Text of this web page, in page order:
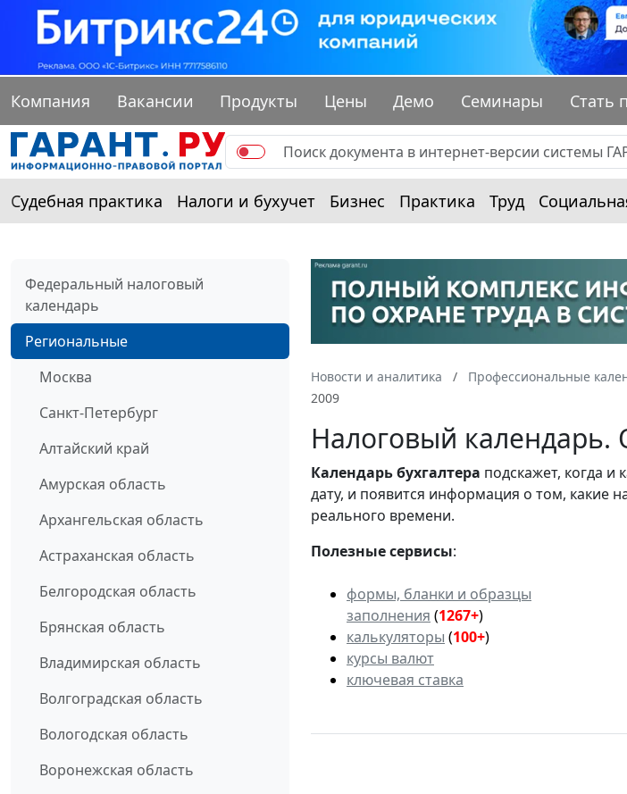
Компания Вакансии Продукты Цены Демо Семинары Стать
Судебная практика Налоги и бухучет Бизнес Практика Труд
Федеральный налоговый
календарь
Региональные
Москва
Санкт-Петербург
Алтайский край
Амурская область
Архангельская область
Астраханская область
Белгородская область
Брянская область
Владимирская область
Волгоградская область
Вологодская область
Воронежская область
Новости и аналитика Профессиональные
2009
Налоговый календарь.
Календарьбухгалтера подскажет, когда
дату, и появится информация о том, какие
реального времени.
Полезные сервисы:
формы, бланки и образцы
заполнения (1267+)
калькуляторы (100+)
курсы валют
ключевая ставка